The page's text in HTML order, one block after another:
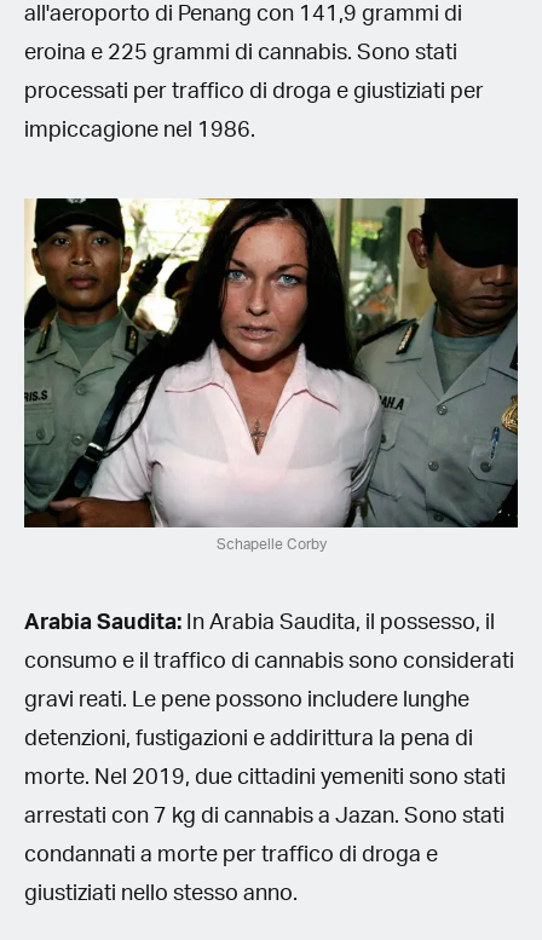
all'aeroporto di Penang con 141,9 grammi di
eroina e 225 grammi di cannabis. Sono stati
processati per traffico di droga e giustiziati per
impiccagione nel 1986.
Schapelle Corby
Arabia Saudita: In Arabia Saudita, il possesso, il
consumo e il traffico di cannabis sono considerati
gravi reati. Le pene possono includere lunghe
detenzioni, fustigazioni e addirittura la pena di
morte. Nel 2019, due cittadini yemeniti sono stati
arrestati con 7 kg di cannabis a Jazan. Sono stati
condannati a morte per traffico di droga e
giustiziati nello stesso anno.